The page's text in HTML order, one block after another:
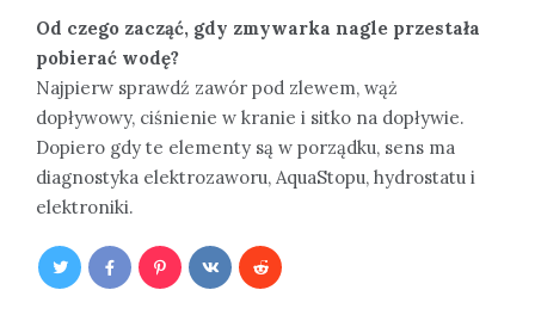
Od czego zacząć, gdy zmywarka nagle przestała
pobierać wodę?
Najpierw sprawdź zawór pod zlewem, wąż
dopływowy, ciśnienie w kranie i sitko na dopływie.
Dopiero gdy te elementy są w porządku, sens ma
diagnostyka elektrozaworu, AquaStopu, hydrostatu i
elektroniki.